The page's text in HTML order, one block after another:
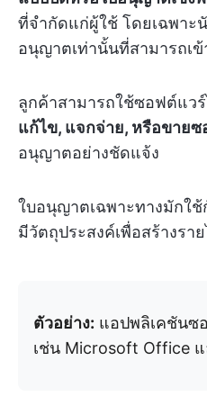
ที่จำกัดแก่ผู้ใช้ โดยเฉพา
อนุญาตเท่านั้นที่สามารถเ
ลูกค้าสามารถใช้ซอฟต์แว
แก้ไข, แจกจ่าย, หรือขาย
อนุญาตอย่างชัดแจ้ง
ใบอนุญาตเฉพาะทางมักใ
มีวัตถุประสงค์เพื่อสร้างรา
ตัวอย่าง: แอปพลิเคชันซ
เช่น Microsoft Office แ